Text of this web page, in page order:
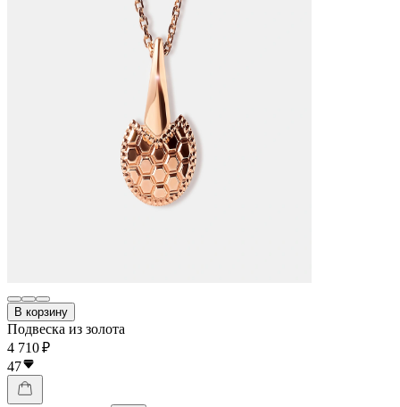
В корзину
Подвеска из золота
4 710 ₽
47